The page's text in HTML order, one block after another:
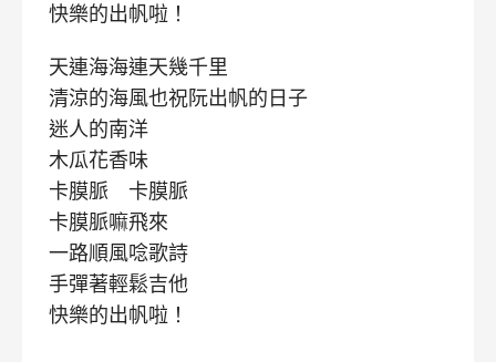
快樂的出帆啦！
天連海海連天幾千里
清涼的海風也祝阮出帆的日子
迷人的南洋
木瓜花香味
卡膜脈 卡膜脈
卡膜脈嘛飛來
一路順風唸歌詩
手彈著輕鬆吉他
快樂的出帆啦！